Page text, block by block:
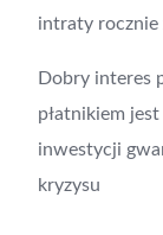
intraty rocznie
Dobry interes
płatnikiem
inwestycji
kryzysu